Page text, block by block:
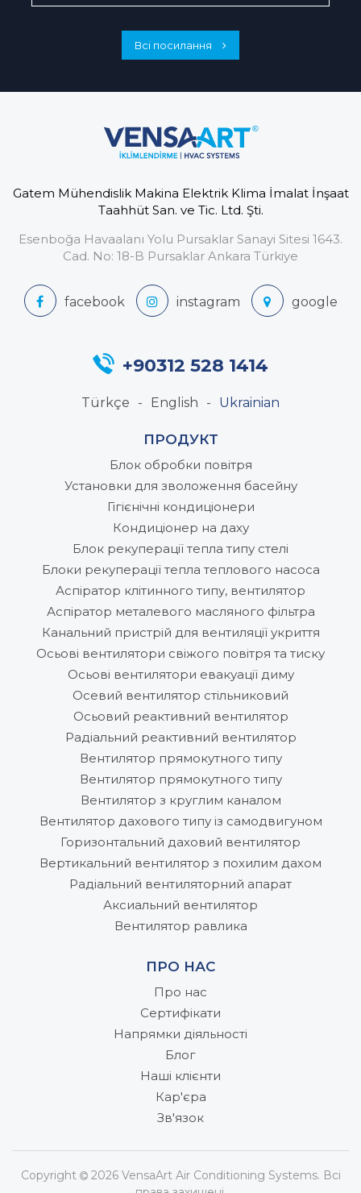
Всі посилання
Gatem Mühendislik Makina Elektrik Klima İmalat İnşaat
Taahhüt San. ve Tic. Ltd. Şti.
Esenboğa Havaalanı Yolu Pursaklar Sanayi Sitesi 1643.
Cad. No: 18-B Pursaklar Ankara Türkiye
+90312 528 1414
Türkçe English Ukrainian
ПРОДУКТ
Блок обробки повітря
Установки для зволоження басейну
Гігієнічні кондиціонери
Кондиціонер на даху
Блок рекуперації тепла типу стелі
Блоки рекуперації тепла теплового насоса
Аспіратор клітинного типу, вентилятор
Аспіратор металевого масляного фільтра
Канальний пристрій для вентиляції укриття
Осьові вентилятори свіжого повітря та тиску
Осьові вентилятори евакуації диму
Осевий вентилятор стільниковий
Осьовий реактивний вентилятор
Радіальний реактивний вентилятор
Вентилятор прямокутного типу
Вентилятор прямокутного типу
Вентилятор з круглим каналом
Вентилятор дахового типу із самодвигуном
Горизонтальний даховий вентилятор
Вертикальний вентилятор з похилим дахом
Радіальний вентиляторний апарат
Аксиальний вентилятор
Вентилятор равлика
ПРО НАС
Про нас
Сертифікати
Напрямки діяльності
Блог
Наші клієнти
Кар'єра
Зв'язок
Copyright
2026 VensaArt Air Conditioning Systems. Всі